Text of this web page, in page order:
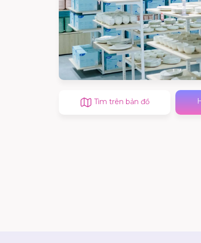
Tìm trên bản đồ